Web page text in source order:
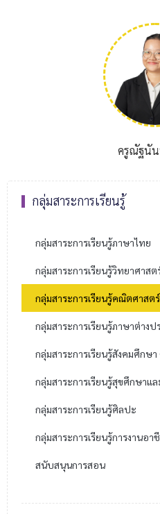
กลุ่มสาระการเรียนรู้
กลุ่มสาระการเรียนรู้ภาษาไทย
กลุ่มสาระการเรียนรู้วิทยาศาสต
กลุ่มสาระการเรียนรู้คณิตศาสตร์
กลุ่มสาระการเรียนรู้ภาษาต่างป
กลุ่มสาระการเรียนรู้สังคมศึกษ
กลุ่มสาระการเรียนรู้สุขศึกษาแ
กลุ่มสาระการเรียนรู้ศิลปะ
กลุ่มสาระการเรียนรู้การงานอา
สนับสนุนการสอน
ครูณัฐนัน